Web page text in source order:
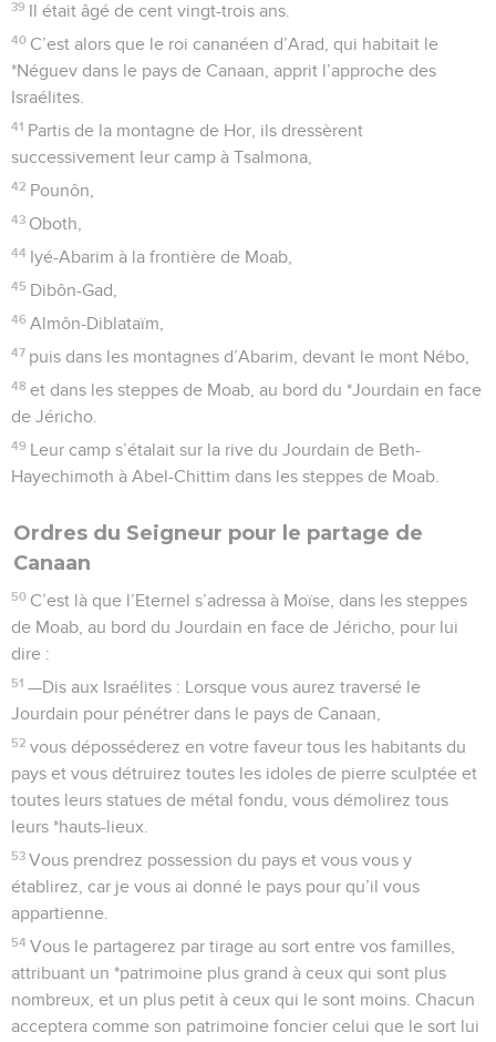
39 Il était âgé de cent vingt-trois ans.
40 C’est alors que le roi cananéen d’Arad, qui habitait le
*Néguev dans le pays de Canaan, apprit l’approche des
Israélites.
41 Partis de la montagne de Hor, ils dressèrent
successivement leur camp à Tsalmona,
42 Pounôn,
43 Oboth,
44 Iyé-Abarim à la frontière de Moab,
45 Dibôn-Gad,
46 Almôn-Diblataïm,
47 puis dans les montagnes d’Abarim, devant le mont Nébo,
48 et dans les steppes de Moab, au bord du *Jourdain en face
de Jéricho.
49 Leur camp s’étalait sur la rive du Jourdain de Beth-
Hayechimoth à Abel-Chittim dans les steppes de Moab.
Ordres du Seigneur pour le partage de
Canaan
50 C’est là que l’Eternel s’adressa à Moïse, dans les steppes
de Moab, au bord du Jourdain en face de Jéricho, pour lui
dire :
51 —Dis aux Israélites : Lorsque vous aurez traversé le
Jourdain pour pénétrer dans le pays de Canaan,
52 vous déposséderez en votre faveur tous les habitants du
pays et vous détruirez toutes les idoles de pierre sculptée et
toutes leurs statues de métal fondu, vous démolirez tous
leurs *hauts-lieux.
53 Vous prendrez possession du pays et vous vous y
établirez, car je vous ai donné le pays pour qu’il vous
appartienne.
54 Vous le partagerez par tirage au sort entre vos familles,
attribuant un *patrimoine plus grand à ceux qui sont plus
nombreux, et un plus petit à ceux qui le sont moins. Chacun
acceptera comme son patrimoine foncier celui que le sort lui